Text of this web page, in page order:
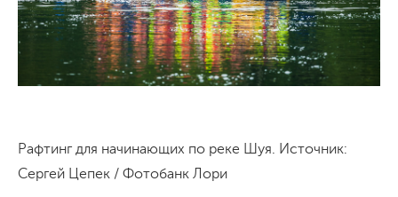
Рафтинг для начинающих по реке Шуя. Источник:
Сергей Цепек / Фотобанк Лори